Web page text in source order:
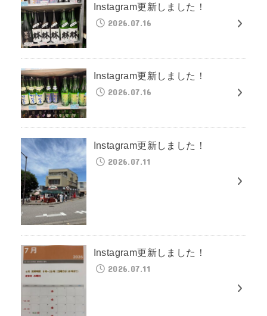
Instagram更新しました！
2026.07.16
Instagram更新しました！
2026.07.16
Instagram更新しました！
2026.07.11
Instagram更新しました！
2026.07.11